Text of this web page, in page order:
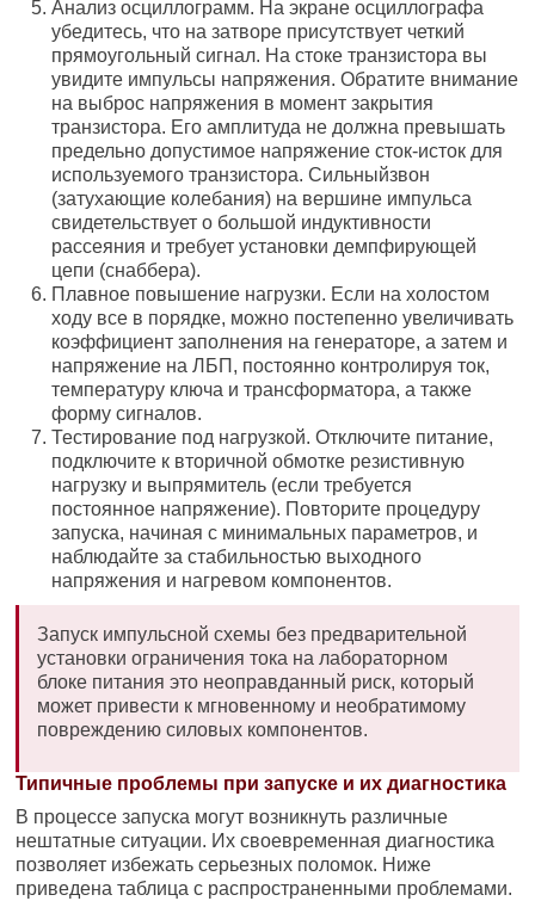
Анализ осциллограмм. На экране осциллографа
убедитесь, что на затворе присутствует четкий
прямоугольный сигнал. На стоке транзистора вы
увидите импульсы напряжения. Обратите внимание
на выброс напряжения в момент закрытия
транзистора. Его амплитуда не должна превышать
предельно допустимое напряжение сток-исток для
используемого транзистора. Сильныйзвон
(затухающие колебания) на вершине импульса
свидетельствует о большой индуктивности
рассеяния и требует установки демпфирующей
цепи (снаббера).
Плавное повышение нагрузки. Если на холостом
ходу все в порядке, можно постепенно увеличивать
коэффициент заполнения на генераторе, а затем и
напряжение на ЛБП, постоянно контролируя ток,
температуру ключа и трансформатора, а также
форму сигналов.
Тестирование под нагрузкой. Отключите питание,
подключите к вторичной обмотке резистивную
нагрузку и выпрямитель (если требуется
постоянное напряжение). Повторите процедуру
запуска, начиная с минимальных параметров, и
наблюдайте за стабильностью выходного
напряжения и нагревом компонентов.
Запуск импульсной схемы без предварительной
установки ограничения тока на лабораторном
блоке питания это неоправданный риск, который
может привести к мгновенному и необратимому
повреждению силовых компонентов.
Типичные проблемы при запуске и их диагностика
В процессе запуска могут возникнуть различные
нештатные ситуации. Их своевременная диагностика
позволяет избежать серьезных поломок. Ниже
приведена таблица с распространенными проблемами.